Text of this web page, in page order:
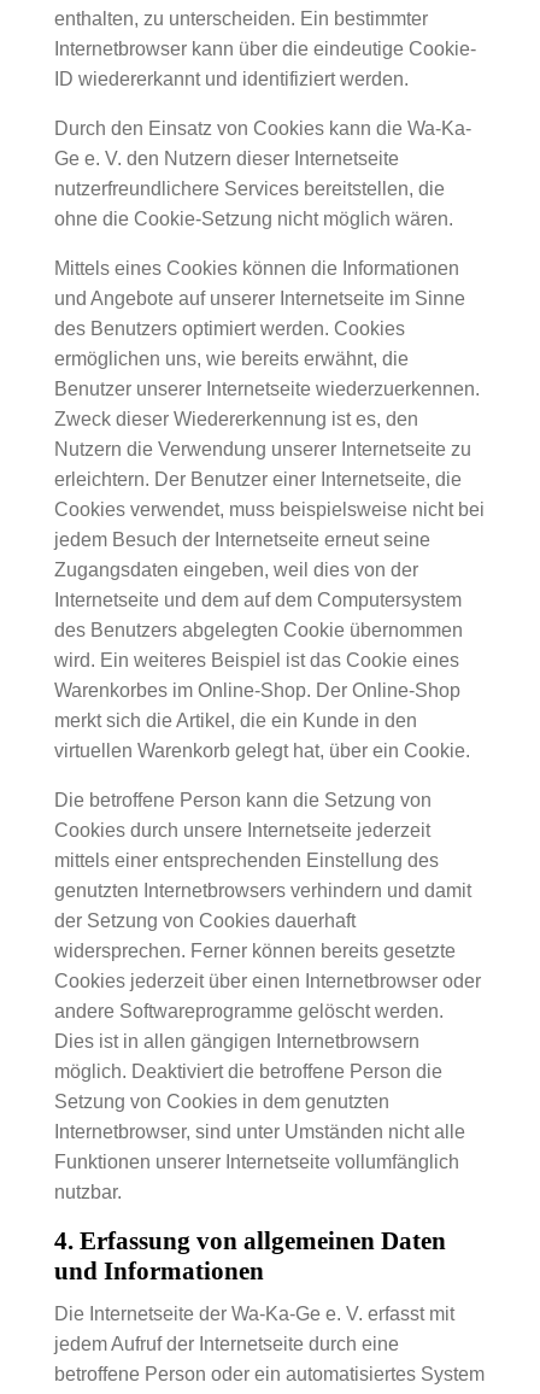
enthalten, zu unterscheiden. Ein bestimmter
Internetbrowser kann über die eindeutige Cookie-
ID wiedererkannt und identifiziert werden.
Durch den Einsatz von Cookies kann die Wa-Ka-
Ge e. V. den Nutzern dieser Internetseite
nutzerfreundlichere Services bereitstellen, die
ohne die Cookie-Setzung nicht möglich wären.
Mittels eines Cookies können die Informationen
und Angebote auf unserer Internetseite im Sinne
des Benutzers optimiert werden. Cookies
ermöglichen uns, wie bereits erwähnt, die
Benutzer unserer Internetseite wiederzuerkennen.
Zweck dieser Wiedererkennung ist es, den
Nutzern die Verwendung unserer Internetseite zu
erleichtern. Der Benutzer einer Internetseite, die
Cookies verwendet, muss beispielsweise nicht bei
jedem Besuch der Internetseite erneut seine
Zugangsdaten eingeben, weil dies von der
Internetseite und dem auf dem Computersystem
des Benutzers abgelegten Cookie übernommen
wird. Ein weiteres Beispiel ist das Cookie eines
Warenkorbes im Online-Shop. Der Online-Shop
merkt sich die Artikel, die ein Kunde in den
virtuellen Warenkorb gelegt hat, über ein Cookie.
Die betroffene Person kann die Setzung von
Cookies durch unsere Internetseite jederzeit
mittels einer entsprechenden Einstellung des
genutzten Internetbrowsers verhindern und damit
der Setzung von Cookies dauerhaft
widersprechen. Ferner können bereits gesetzte
Cookies jederzeit über einen Internetbrowser oder
andere Softwareprogramme gelöscht werden.
Dies ist in allen gängigen Internetbrowsern
möglich. Deaktiviert die betroffene Person die
Setzung von Cookies in dem genutzten
Internetbrowser, sind unter Umständen nicht alle
Funktionen unserer Internetseite vollumfänglich
nutzbar.
4. Erfassung von allgemeinen Daten
und Informationen
Die Internetseite der Wa-Ka-Ge e. V. erfasst mit
jedem Aufruf der Internetseite durch eine
betroffene Person oder ein automatisiertes System